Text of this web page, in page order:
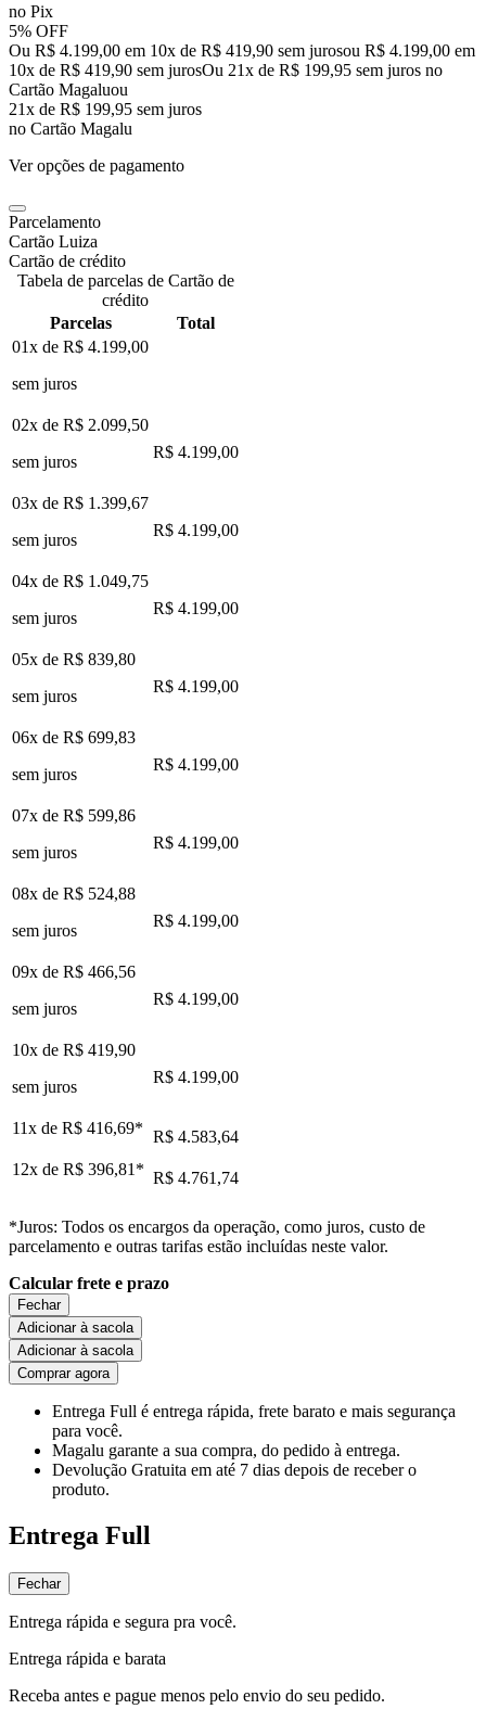
no Pix
5% OFF
Ou R$ 4.199,00 em 10x de R$ 419,90 sem jurosou R$ 4.199,00 em
10x de R$ 419,90 sem jurosOu 21x de R$ 199,95 sem juros no
Cartão Magaluou
21x de R$ 199,95 sem juros
no Cartão Magalu
Ver opções de pagamento
Parcelamento
Cartão Luiza
Cartão de crédito
Tabela de parcelas de Cartão de
crédito
Parcelas
Total
01x de R$ 4.199,00
sem juros
02x de R$ 2.099,50
sem juros
R$ 4.199,00
03x de R$ 1.399,67
sem juros
R$ 4.199,00
04x de R$ 1.049,75
sem juros
R$ 4.199,00
05x de R$ 839,80
sem juros
R$ 4.199,00
06x de R$ 699,83
sem juros
R$ 4.199,00
07x de R$ 599,86
sem juros
R$ 4.199,00
08x de R$ 524,88
sem juros
R$ 4.199,00
09x de R$ 466,56
sem juros
R$ 4.199,00
10x de R$ 419,90
sem juros
R$ 4.199,00
11x de R$ 416,69* R$ 4.583,64
12x de R$ 396,81 * R$ 4.761,74
*Juros: Todos os encargos da operação, como juros, custo de
parcelamento e outras tarifas estão incluídas neste valor.
Calcular frete e prazo
Fechar
Adicionar à sacola
Adicionar à sacola
Comprar agora
Entrega Full é entrega rápida, frete barato e mais segurança
para você.
Magalu garante a sua compra, do pedido à entrega.
Devolução Gratuita em até 7 dias depois de receber o
produto.
Entrega Full
Fechar
Entrega rápida e segura pra você.
Entrega rápida e barata
Receba antes e pague menos pelo envio do seu pedido.